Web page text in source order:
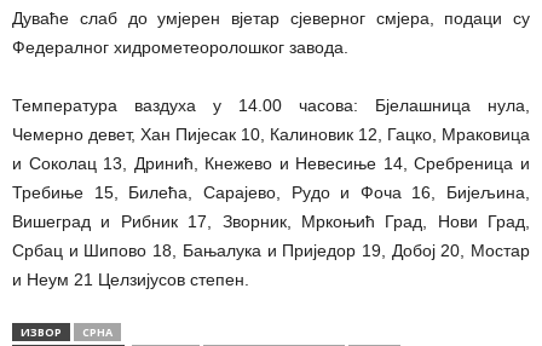
Дуваће слаб до умјерен вјетар сјеверног смјера, подаци су
Федералног хидрометеоролошког завода.
Температура ваздуха у 14.00 часова: Бјелашница нула,
Чемерно девет, Хан Пијесак 10, Калиновик 12, Гацко, Мраковица
и Соколац 13, Дринић, Кнежево и Невесиње 14, Сребреница и
Требиње 15, Билећа, Сарајево, Рудо и Фоча 16, Бијељина,
Вишеград и Рибник 17, Зворник, Мркоњић Град, Нови Град,
Србац и Шипово 18, Бањалука и Приједор 19, Добој 20, Мостар
и Неум 21 Целзијусов степен.
ИЗВОР
СРНА